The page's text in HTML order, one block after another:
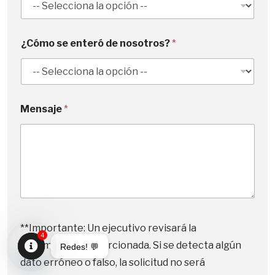
t
s
1
¿Cómo se enteró de nosotros?*
Mensaje*
**Importante: Un ejecutivo revisará la
información proporcionada. Si se detecta algún
dato erróneo o falso, la solicitud no será
Redes! 💬
Open
4